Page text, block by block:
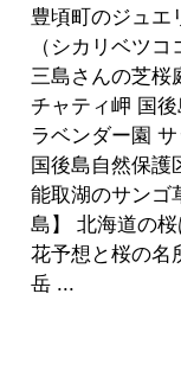
豊頃町のジュエ
（シカリベツ
三島さんの芝桜
チャティ岬 国
ラベンダー園
国後島自然保護
能取湖のサンゴ
島】 北海道の
花予想と桜の
岳 ...